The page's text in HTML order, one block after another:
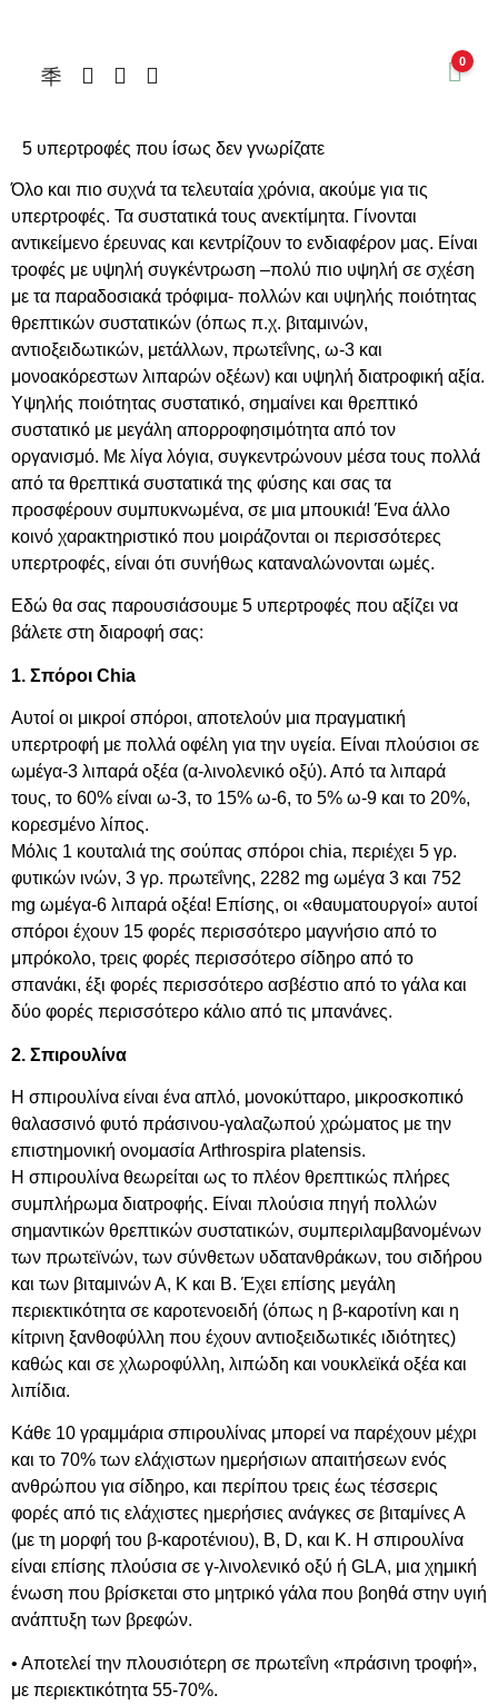
0
5 υπερτροφές που ίσως δεν γνωρίζατε
Όλο και πιο συχνά τα τελευταία χρόνια, ακούμε για τις
υπερτροφές. Τα συστατικά τους ανεκτίμητα. Γίνονται
αντικείμενο έρευνας και κεντρίζουν το ενδιαφέρον μας. Είναι
τροφές με υψηλή συγκέντρωση –πολύ πιο υψηλή σε σχέση
με τα παραδοσιακά τρόφιμα- πολλών και υψηλής ποιότητας
θρεπτικών συστατικών (όπως π.χ. βιταμινών,
αντιοξειδωτικών, μετάλλων, πρωτεΐνης, ω-3 και
μονοακόρεστων λιπαρών οξέων) και υψηλή διατροφική αξία.
Υψηλής ποιότητας συστατικό, σημαίνει και θρεπτικό
συστατικό με μεγάλη απορροφησιμότητα από τον
οργανισμό. Με λίγα λόγια, συγκεντρώνουν μέσα τους πολλά
από τα θρεπτικά συστατικά της φύσης και σας τα
προσφέρουν συμπυκνωμένα, σε μια μπουκιά! Ένα άλλο
κοινό χαρακτηριστικό που μοιράζονται οι περισσότερες
υπερτροφές, είναι ότι συνήθως καταναλώνονται ωμές.
Εδώ θα σας παρουσιάσουμε 5 υπερτροφές που αξίζει να
βάλετε στη διαροφή σας:
1. Σπόροι Chia
Αυτοί οι μικροί σπόροι, αποτελούν μια πραγματική
υπερτροφή με πολλά οφέλη για την υγεία. Είναι πλούσιοι σε
ωμέγα-3 λιπαρά οξέα (α-λινολενικό οξύ). Από τα λιπαρά
τους, το 60% είναι ω-3, το 15% ω-6, το 5% ω-9 και το 20%,
κορεσμένο λίπος.
Μόλις 1 κουταλιά της σούπας σπόροι chia, περιέχει 5 γρ.
φυτικών ινών, 3 γρ. πρωτεΐνης, 2282 mg ωμέγα 3 και 752
mg ωμέγα-6 λιπαρά οξέα! Επίσης, οι «θαυματουργοί» αυτοί
σπόροι έχουν 15 φορές περισσότερο μαγνήσιο από το
μπρόκολο, τρεις φορές περισσότερο σίδηρο από το
σπανάκι, έξι φορές περισσότερο ασβέστιο από το γάλα και
δύο φορές περισσότερο κάλιο από τις μπανάνες.
2. Σπιρουλίνα
Η σπιρουλίνα είναι ένα απλό, μονοκύτταρο, μικροσκοπικό
θαλασσινό φυτό πράσινου-γαλαζωπού χρώματος με την
επιστημονική ονομασία Arthrospira platensis.
Η σπιρουλίνα θεωρείται ως το πλέον θρεπτικώς πλήρες
συμπλήρωμα διατροφής. Είναι πλούσια πηγή πολλών
σημαντικών θρεπτικών συστατικών, συμπεριλαμβανομένων
των πρωτεϊνών, των σύνθετων υδατανθράκων, του σιδήρου
και των βιταμινών Α, Κ και Β. Έχει επίσης μεγάλη
περιεκτικότητα σε καροτενοειδή (όπως η β-καροτίνη και η
κίτρινη ξανθοφύλλη που έχουν αντιοξειδωτικές ιδιότητες)
καθώς και σε χλωροφύλλη, λιπώδη και νουκλεϊκά οξέα και
λιπίδια.
Κάθε 10 γραμμάρια σπιρουλίνας μπορεί να παρέχουν μέχρι
και το 70% των ελάχιστων ημερήσιων απαιτήσεων ενός
ανθρώπου για σίδηρο, και περίπου τρεις έως τέσσερις
φορές από τις ελάχιστες ημερήσιες ανάγκες σε βιταμίνες Α
(με τη μορφή του β-καροτένιου), Β, D, και Κ. Η σπιρουλίνα
είναι επίσης πλούσια σε γ-λινολενικό οξύ ή GLA, μια χημική
ένωση που βρίσκεται στο μητρικό γάλα που βοηθά στην υγιή
ανάπτυξη των βρεφών.
• Aποτελεί την πλουσιότερη σε πρωτεΐνη «πράσινη τροφή»,
με περιεκτικότητα 55-70%.